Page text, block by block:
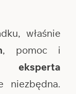
właśnie
, pomoc i
eksperta
niezbędna.